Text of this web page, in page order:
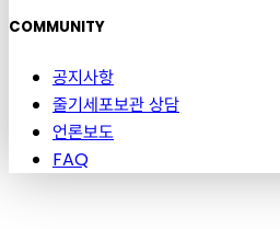
COMMUNITY
공지사항
줄기세포보관 상담
언론보도
FAQ